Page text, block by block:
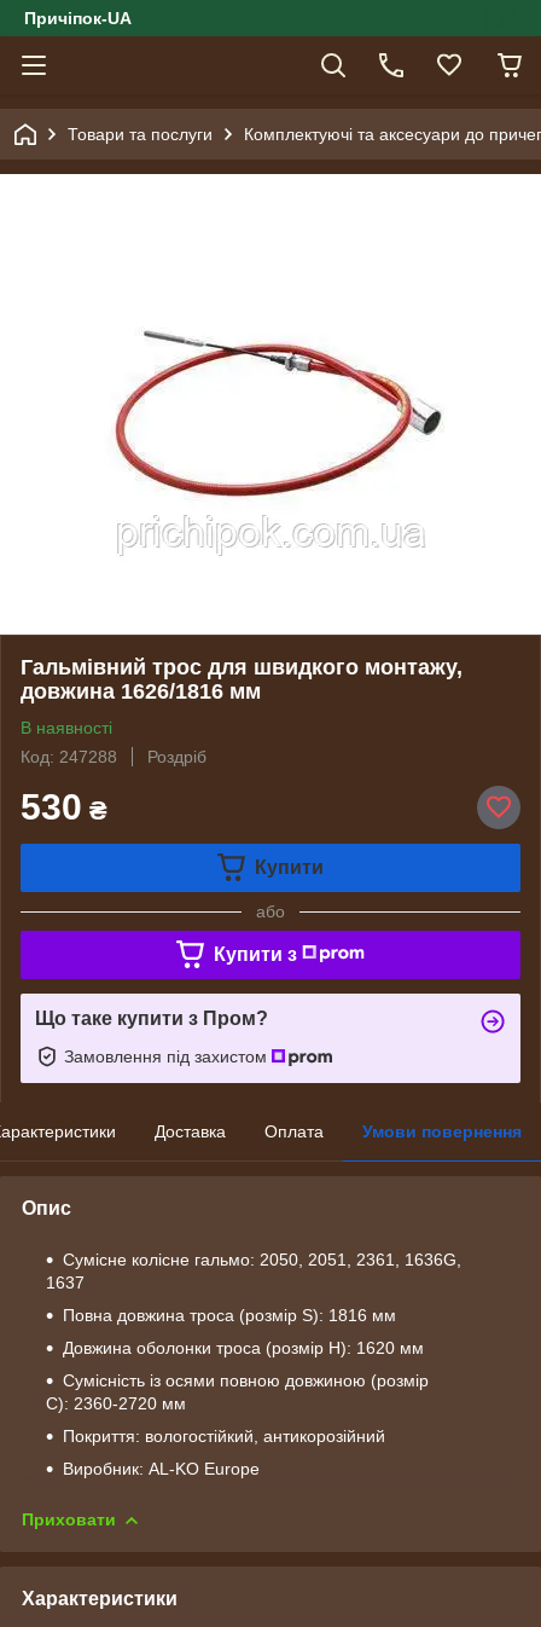
Причіпок-UA
Товари та послуги Комплектуючі та аксесуари до
Гальмівний трос для швидкого монтажу,
довжина 1626/1816 мм
В наявності
Код: 247288
Роздріб
530 ₴
Купити
або
Купити з
Що таке купити з Пром?
Замовлення під захистом
Доставка Оплата Умови повернення
Опис
Сумісне колісне гальмо: 2050, 2051, 2361, 1636G,
1637
Повна довжина троса (розмір S): 1816 мм
Довжина оболонки троса (розмір H): 1620 мм
Сумісність із осями повною довжиною (розмір
C): 2360-2720 мм
Покриття: вологостійкий, антикорозійний
Виробник: AL-KO Europe
Приховати
Характеристики